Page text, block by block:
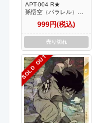
APT-004 R★
孫悟空（パラレル）
【アドバンスパック
40th Anniversary
Edition】
999円(税込)
売り切れ
SOLD OUT